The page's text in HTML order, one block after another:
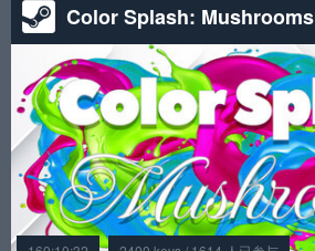
Color Splash: Mushrooms